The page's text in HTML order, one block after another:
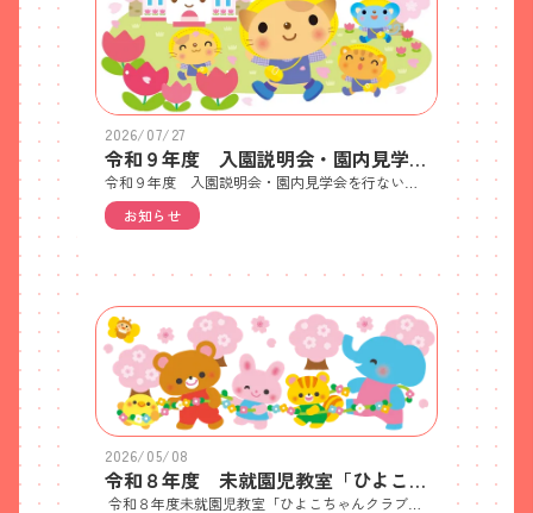
2026/07/27
令和９年度 入園説明会・園内見学会のご案内♪
お知らせ
2026/05/08
令和８年度 未就園児教室「ひよこちゃんクラブ」随時募集のご案内♪